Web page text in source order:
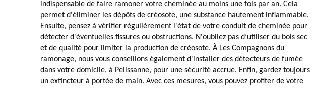
indispensable de faire ramoner votre cheminée au moins une fois par an. Cela
permet d'éliminer les dépôts de créosote, une substance hautement inflammable.
Ensuite, pensez à vérifier régulièrement l'état de votre conduit de cheminée pour
détecter d'éventuelles fissures ou obstructions. N'oubliez pas d’utiliser du bois sec
et de qualité pour limiter la production de créosote. À Les Compagnons du
ramonage, nous vous conseillons également d'installer des détecteurs de fumée
dans votre domicile, à Pelissanne, pour une sécurité accrue. Enfin, gardez toujours
un extincteur à portée de main. Avec ces mesures, vous pouvez profiter de votre